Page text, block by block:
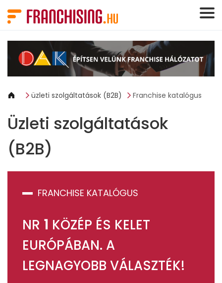
üzleti szolgáltatások (B2B) Franchise katalógus
Üzleti szolgáltatások
(B2B)
FRANCHISE KATALÓGUS
NR 1 KÖZÉP ÉS KELET
EURÓPÁBAN. A
LEGNAGYOBB VÁLASZTÉK!